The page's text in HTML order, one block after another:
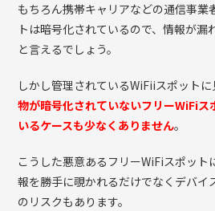
もちろん携帯キャリアなどの通信事業
トは暗号化されているので、情報が漏
と言えるでしょう。
しかし管理されているWiFiiスポット
物が暗号化されていないフリーWiFiス
いるケースも少なくありません。
こうした悪意あるフリーWiFiスポット
報を勝手に覗かれるだけでなくデバイ
のリスクもあります。